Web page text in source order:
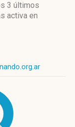
3 últimos
activa en